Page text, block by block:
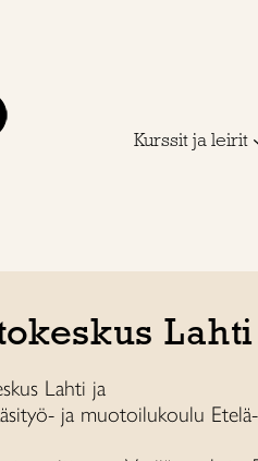
Kurssit ja leirit
Lahti
Lahti ja
ja muotoilukoulu Etelä-